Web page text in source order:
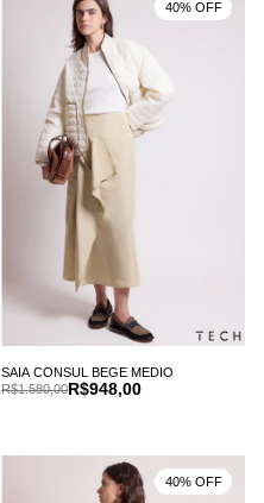
SAIA CONSUL BEGE MEDIO
R$948,00
R$1.580,00
40% OFF
40% OFF